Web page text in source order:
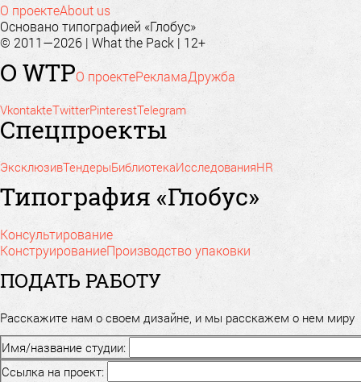
О проектеAbout us
Основано типографией «Глобус»
© 2011—2026 | What the Pack | 12+
О WTPО проектеРекламаДружба
VkontakteTwitterPinterestTelegram
Спецпроекты
ЭксклюзивТендерыБиблиотекаИсследованияHR
Типография «Глобус»
Консультирование
КонструированиеПроизводство упаковки
ПОДАТЬ РАБОТУ
Расскажите нам о своем дизайне, и мы расскажем о нем миру
Имя/название студии:
Ссылка на проект: